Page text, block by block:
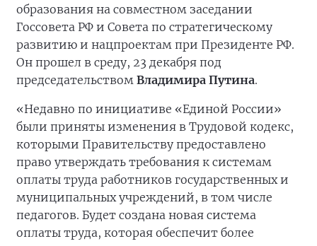
образования на совместном заседании
Госсовета РФ и Совета по стратегическому
развитию и нацпроектам при Президенте РФ.
Он прошел в среду, 23 декабря под
председательством Владимира Путина.
«Недавно по инициативе «Единой России»
были приняты изменения в Трудовой кодекс,
которыми Правительству предоставлено
право утверждать требования к системам
оплаты труда работников государственных и
муниципальных учреждений, в том числе
педагогов. Будет создана новая система
оплаты труда, которая обеспечит более